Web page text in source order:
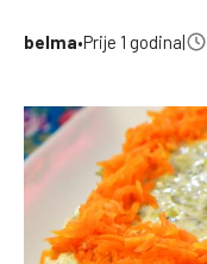
belma•Prije 1 godina|